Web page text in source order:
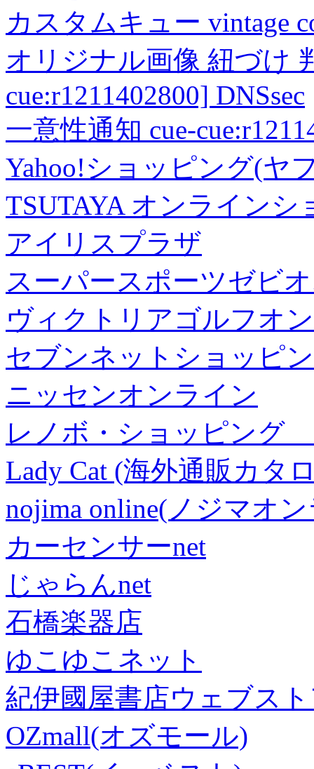
カスタムキュー vintage
オリジナル画像 紐づけ
cue:r1211402800] DNSsec
一意性通知 cue-
Yahoo!ショッピング(ヤ
TSUTAYA オンラインシ
アイリスプラザ
スーパースポーツゼビ
ヴィクトリアゴルフオ
セブンネットショッピ
ニッセンオンライン
レノボ・ショッピング
Lady Cat (海外通販カタ
nojima online(ノジマオ
カーセンサーnet
じゃらんnet
石橋楽器店
ゆこゆこネット
紀伊國屋書店ウェブス
OZmall(オズモール)